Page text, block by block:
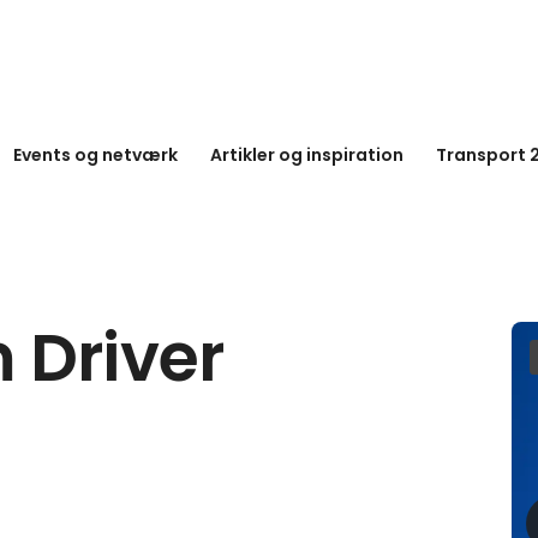
Events og netværk Artikler og inspiration Transport
Driver